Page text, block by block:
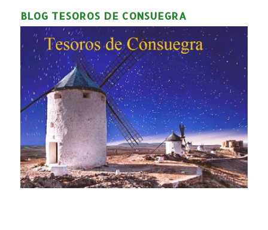
BLOG TESOROS DE CONSUEGRA